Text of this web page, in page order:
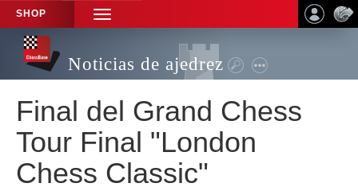
SHOP
TOGGLE
NAVIGATION
Noticias de ajedrez
Final del Grand Chess
Tour Final "London
Chess Classic"